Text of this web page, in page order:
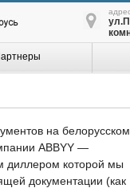
на белорусском
ABBYY —
диллером которой мы
документации (как